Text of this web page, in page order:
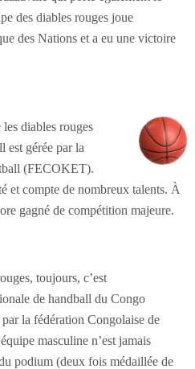
des diables rouges joue
des Nations et a eu une victoire
diables rouges
est gérée par la
(FECOKET).
et compte de nombreux talents. À
gagné de compétition majeure.
toujours, c’est
de handball du Congo
la fédération Congolaise de
masculine n’est jamais
podium (deux fois médaillée de